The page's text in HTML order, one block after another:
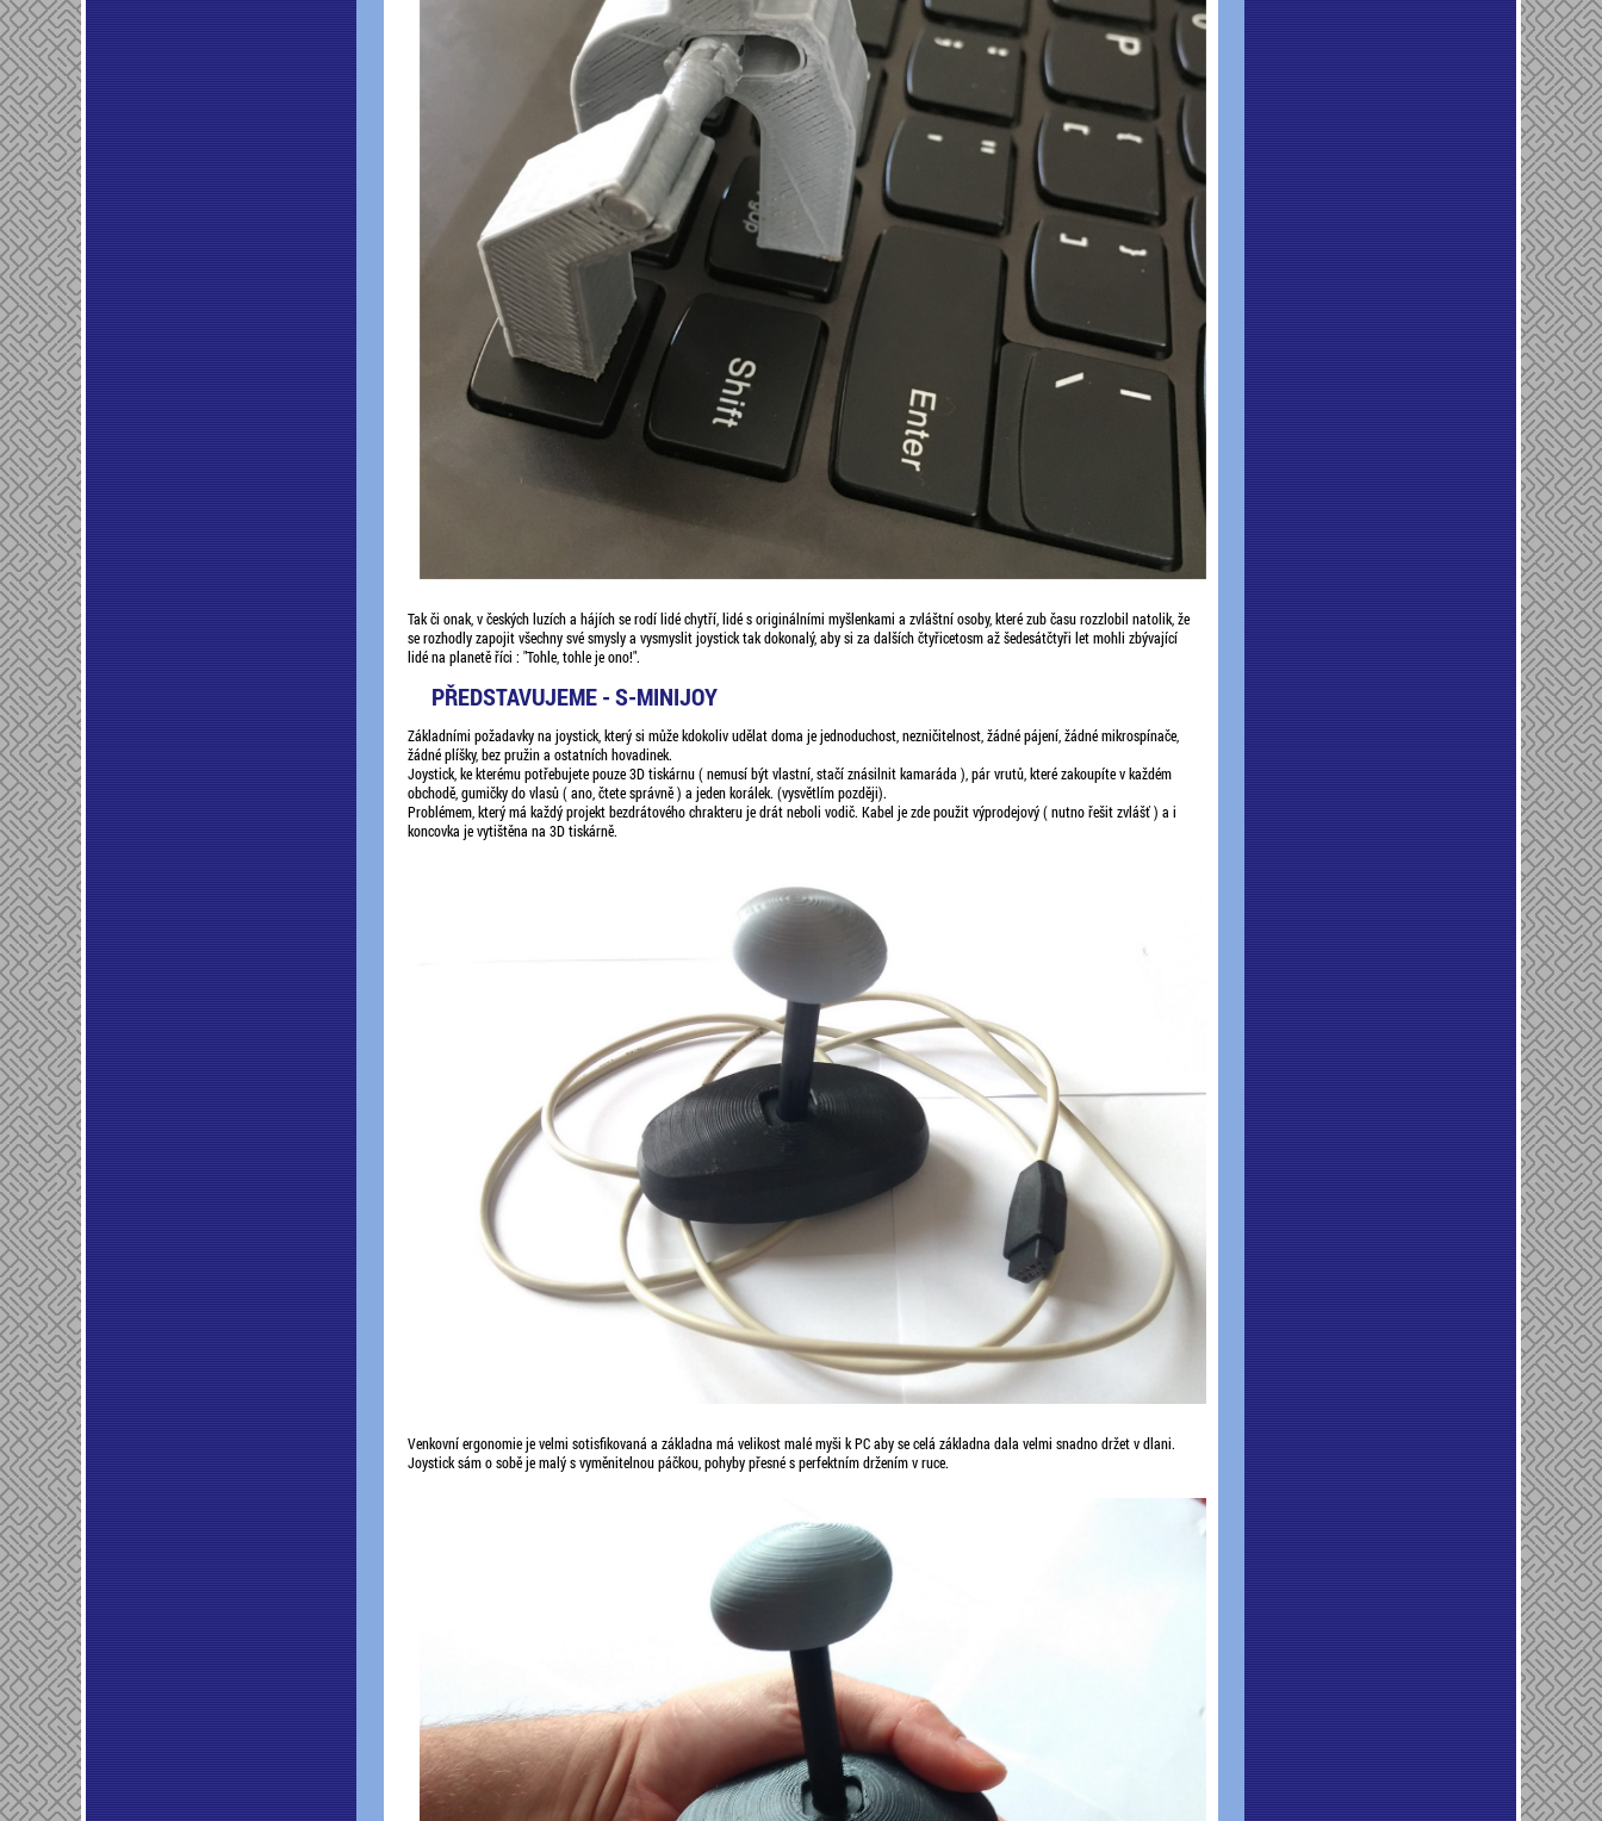
Tak či onak, v českých luzích a hájích se rodí lidé chytří, lidé s originálními myšlenkami a zvláštní osoby, které zub času rozzlobil natolik, že
se rozhodly zapojit všechny své smysly a vysmyslit joystick tak dokonalý, aby si za dalších čtyřicetosm až šedesátčtyři let mohli zbývající
lidé na planetě říci : "Tohle, tohle je ono!".
PŘEDSTAVUJEME - S-MINIJOY
Základními požadavky na joystick, který si může kdokoliv udělat doma je jednoduchost, nezničitelnost, žádné pájení, žádné mikrospínače,
žádné plíšky, bez pružin a ostatních hovadinek.
Joystick, ke kterému potřebujete pouze 3D tiskárnu ( nemusí být vlastní, stačí znásilnit kamaráda ), pár vrutů, které zakoupíte v každém
obchodě, gumičky do vlasů ( ano, čtete správně ) a jeden korálek. (vysvětlím později).
Problémem, který má každý projekt bezdrátového chrakteru je drát neboli vodič. Kabel je zde použit výprodejový ( nutno řešit zvlášť ) a i
koncovka je vytištěna na 3D tiskárně.
Venkovní ergonomie je velmi sotisfikovaná a základna má velikost malé myši k PC aby se celá základna dala velmi snadno držet v dlani.
Joystick sám o sobě je malý s vyměnitelnou páčkou, pohyby přesné s perfektním držením v ruce.